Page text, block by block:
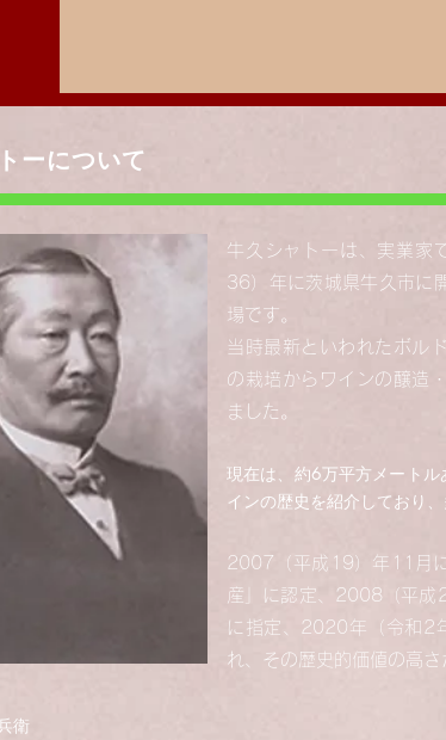
ーについて
牛久シャトーは、実業家
36）年に茨城県牛久市に
場です。
当時最新といわれたボル
の栽培からワインの醸造
ました。
現在は、約6万平方メート
インの歴史を紹介しており、
2007（平成19）年11月
産」に認定、2008（平成
に指定、2020年（令和2
れ、その歴史的価値の高さ
衛